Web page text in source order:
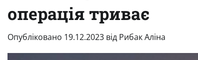
операція триває
Опубліковано 19.12.2023 від Рибак Аліна